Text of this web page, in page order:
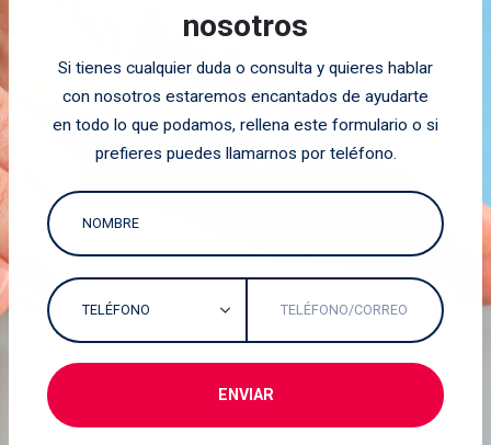
nosotros
Si tienes cualquier duda o consulta y quieres hablar
con nosotros estaremos encantados de ayudarte
en todo lo que podamos, rellena este formulario o si
prefieres puedes llamarnos por teléfono.